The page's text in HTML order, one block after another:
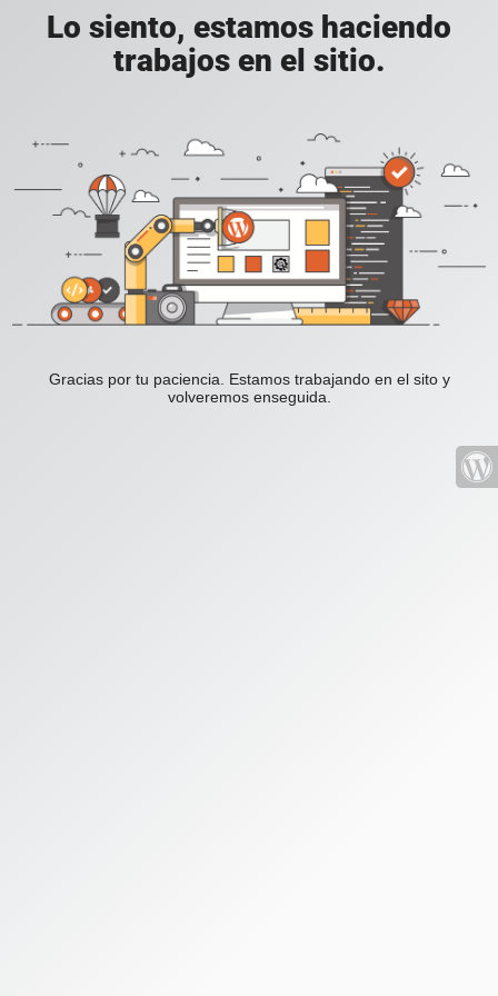
Lo siento, estamos haciendo
trabajos en el sitio.
Gracias por tu paciencia. Estamos trabajando en el sito y
volveremos enseguida.